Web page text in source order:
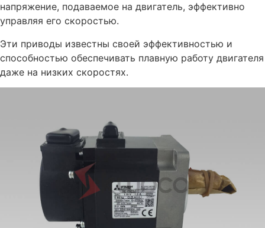
напряжение, подаваемое на двигатель, эффективно
управляя его скоростью.
Эти приводы известны своей эффективностью и
способностью обеспечивать плавную работу двигателя
даже на низких скоростях.